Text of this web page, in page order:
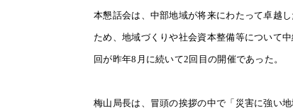
本懇話会は、 中部地域が将来にわたって卓越
ため、地域づくりや社会資本整備等について
回が昨年8 月に続いて2 回目の開催であった。
梅山局長は、冒頭の挨拶の中で「災害に強い